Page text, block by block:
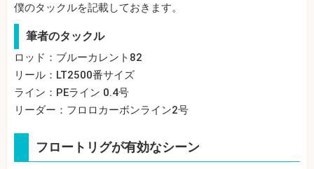
僕のタックルを記載しておきます。
筆者のタックル
ロッド：ブルーカレント82
リール：LT2500番サイズ
ライン：PEライン 0.4号
リーダー：フロロカーボンライン2号
フロートリグが有効なシーン